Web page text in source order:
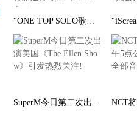
“ONE TOP SOLO歌手”归来 EXO成员BAEKHYUN将于
SuperM今日第二次出演美国《The Ellen Show》引